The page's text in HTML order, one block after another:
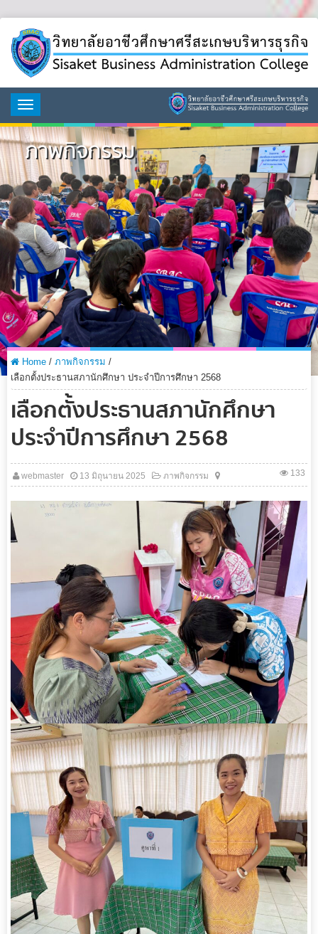
Toggle
navigation
ภาพกิจกรรม
Home / ภาพกิจกรรม /
เลือกตั้งประธานสภานักศึกษา ประจำปีการศึกษา 2568
เลือกตั้งประธานสภานักศึกษา
ประจำปีการศึกษา 2568
webmaster 13 มิถุนายน 2025 ภาพกิจกรรม 133